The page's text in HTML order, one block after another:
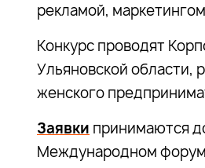
рекламой,
Конкурс проводят
Ульяновской области,
женского
Заявки принимаются
Международном